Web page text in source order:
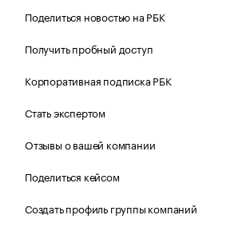
Поделиться новостью на РБК
Получить пробный доступ
Корпоративная подписка РБК
Стать экспертом
Отзывы о вашей компании
Поделиться кейсом
Создать профиль группы компаний